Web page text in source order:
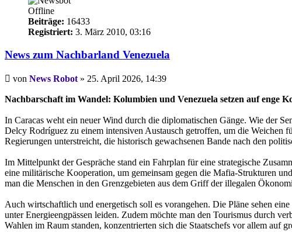
Offline
Beiträge: 16433
Registriert: 3. März 2010, 03:16
News zum Nachbarland Venezuela
Beitrag
von News Robot » 25. April 2026, 14:39
Nachbarschaft im Wandel: Kolumbien und Venezuela setzen auf enge
In Caracas weht ein neuer Wind durch die diplomatischen Gänge. Wie der
Delcy Rodríguez zu einem intensiven Austausch getroffen, um die Weichen
Regierungen unterstreicht, die historisch gewachsenen Bande nach den
Im Mittelpunkt der Gespräche stand ein Fahrplan für eine strategische
eine militärische Kooperation, um gemeinsam gegen die Mafia-Strukturen
man die Menschen in den Grenzgebieten aus dem Griff der illegalen
Auch wirtschaftlich und energetisch soll es vorangehen. Die Pläne sehen
unter Energieengpässen leiden. Zudem möchte man den Tourismus durch
Wahlen im Raum standen, konzentrierten sich die Staatschefs vor allem auf